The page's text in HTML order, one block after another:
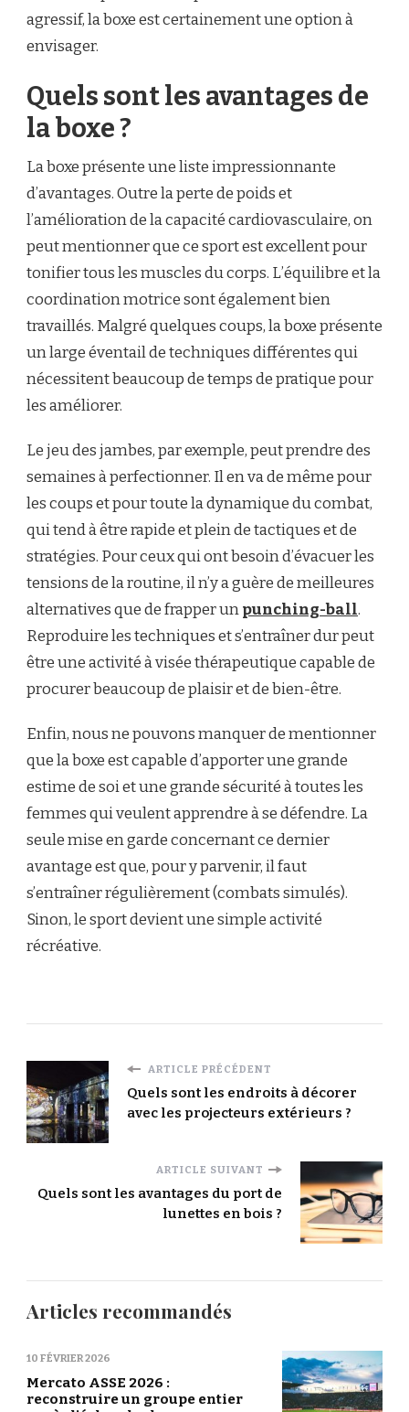
agressif, la boxe est certainement une option à
envisager.
Quels sont les avantages de
la boxe ?
La boxe présente une liste impressionnante
d’avantages. Outre la perte de poids et
l’amélioration de la capacité cardiovasculaire, on
peut mentionner que ce sport est excellent pour
tonifier tous les muscles du corps. L’équilibre et la
coordination motrice sont également bien
travaillés. Malgré quelques coups, la boxe présente
un large éventail de techniques différentes qui
nécessitent beaucoup de temps de pratique pour
les améliorer.
Le jeu des jambes, par exemple, peut prendre des
semaines à perfectionner. Il en va de même pour
les coups et pour toute la dynamique du combat,
qui tend à être rapide et plein de tactiques et de
stratégies. Pour ceux qui ont besoin d’évacuer les
tensions de la routine, il n’y a guère de meilleures
alternatives que de frapper unpunching-ball.
Reproduire les techniques et s’entraîner dur peut
être une activité à visée thérapeutique capable de
procurer beaucoup de plaisir et de bien-être.
Enfin, nous ne pouvons manquer de mentionner
que la boxe est capable d’apporter une grande
estime de soi et une grande sécurité à toutes les
femmes qui veulent apprendre à se défendre. La
seule mise en garde concernant ce dernier
avantage est que, pour y parvenir, il faut
s’entraîner régulièrement (combats simulés).
Sinon, le sport devient une simple activité
récréative.
ARTICLE PRÉCÉDENT
Quels sont les endroits à décorer
avec les projecteurs extérieurs ?
ARTICLE SUIVANT
Quels sont les avantages du port de
lunettes en bois ?
Articles recommandés
10 FÉVRIER 2026
Mercato ASSE 2026 :
reconstruire un groupe entier